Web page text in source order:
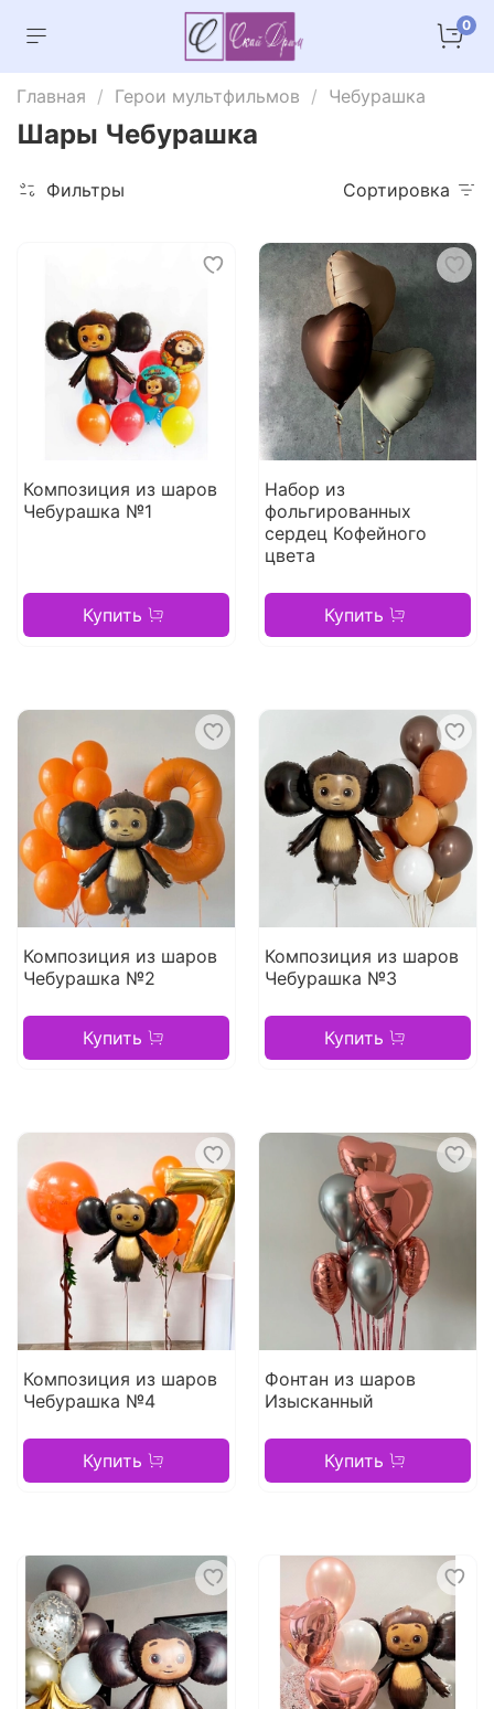
0
Главная Герои мультфильмов Чебурашка
Шары Чебурашка
Фильтры Сортировка
Композиция из шаров
Чебурашка №1
Купить
Набор из
фольгированных
сердец Кофейного
цвета
Купить
Композиция из шаров
Чебурашка №2
Купить
Композиция из шаров
Чебурашка №3
Купить
Композиция из шаров
Чебурашка №4
Купить
Фонтан из шаров
Изысканный
Купить